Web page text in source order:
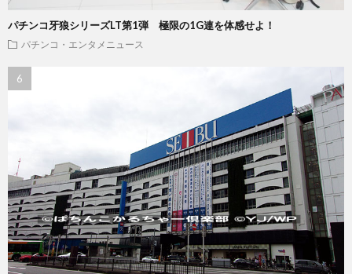
パチンコ牙狼シリーズLT第1弾 極限の1G連を体感せよ！
パチンコ・エンタメニュース